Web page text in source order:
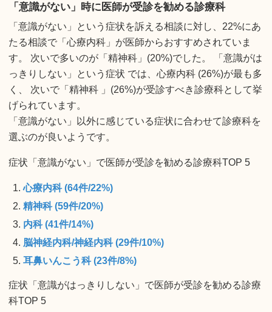
「意識がない」時に医師が受診を勧める診療科
「意識がない」という症状を訴える相談に対し、22%にあ
たる相談で「心療内科」が医師からおすすめされていま
す。 次いで多いのが「精神科」(20%)でした。 「意識がは
っきりしない」という症状 では、心療内科 (26%)が最も多
く、 次いで「精神科 」(26%)が受診すべき診療科として挙
げられています。
「意識がない」以外に感じている症状に合わせて診療科を
選ぶのが良いようです。
症状「意識がない」で医師が受診を勧める診療科TOP 5
心療内科 (64件/22%)
精神科 (59件/20%)
内科 (41件/14%)
脳神経内科/神経内科 (29件/10%)
耳鼻いんこう科 (23件/8%)
症状「意識がはっきりしない」で医師が受診を勧める診療
科TOP 5